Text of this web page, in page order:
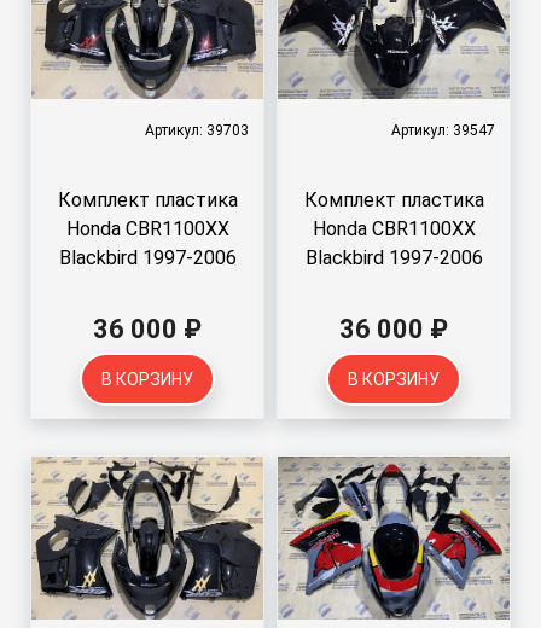
Артикул: 39703
Комплект пластика
Honda CBR1100XX
Blackbird 1997-2006
36 000 ₽
В КОРЗИНУ
Артикул: 39547
Комплект пластика
Honda CBR1100XX
Blackbird 1997-2006
36 000 ₽
В КОРЗИНУ